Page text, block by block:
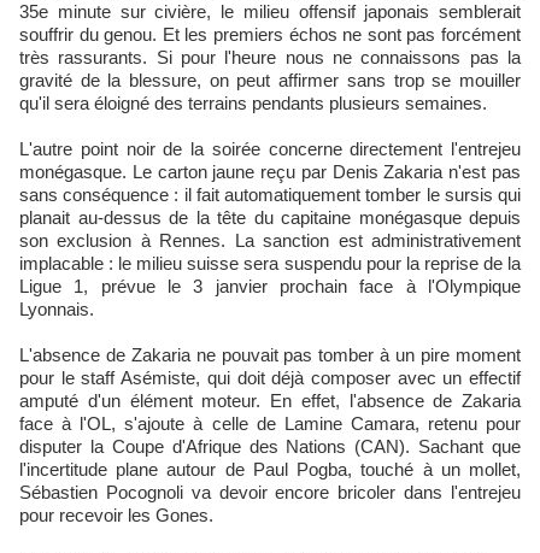
35e minute sur civière, le milieu offensif japonais semblerait
souffrir du genou. Et les premiers échos ne sont pas forcément
très rassurants. Si pour l'heure nous ne connaissons pas la
gravité de la blessure, on peut affirmer sans trop se mouiller
qu'il sera éloigné des terrains pendants plusieurs semaines.
L'autre point noir de la soirée concerne directement l'entrejeu
monégasque. Le carton jaune reçu par Denis Zakaria n'est pas
sans conséquence : il fait automatiquement tomber le sursis qui
planait au-dessus de la tête du capitaine monégasque depuis
son exclusion à Rennes. La sanction est administrativement
implacable : le milieu suisse sera suspendu pour la reprise de la
Ligue 1, prévue le 3 janvier prochain face à l'Olympique
Lyonnais.
L'absence de Zakaria ne pouvait pas tomber à un pire moment
pour le staff Asémiste, qui doit déjà composer avec un effectif
amputé d'un élément moteur. En effet, l'absence de Zakaria
face à l'OL, s'ajoute à celle de Lamine Camara, retenu pour
disputer la Coupe d'Afrique des Nations (CAN). Sachant que
l'incertitude plane autour de Paul Pogba, touché à un mollet,
Sébastien Pocognoli va devoir encore bricoler dans l'entrejeu
pour recevoir les Gones.